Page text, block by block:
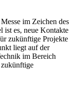
im Zeichen des
ist es, neue Kontakte
zukünftige Projekte
liegt auf der
im Bereich